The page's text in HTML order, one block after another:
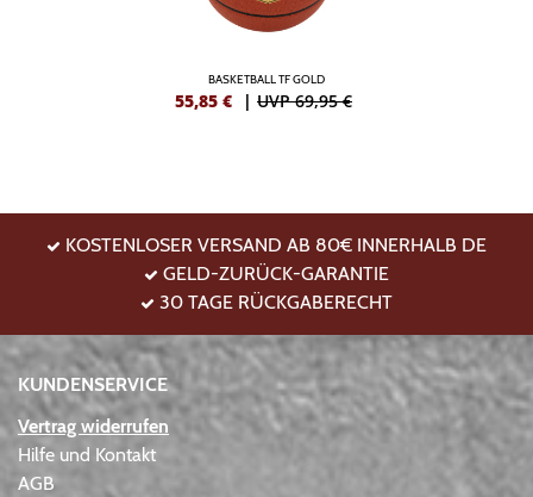
BASKETBALL TF GOLD
55,85 € | UVP 69,95 €
KOSTENLOSER VERSAND AB 80€ INNERHALB DE
GELD-ZURÜCK-GARANTIE
30 TAGE RÜCKGABERECHT
KUNDENSERVICE
Vertrag widerrufen
Hilfe und Kontakt
AGB